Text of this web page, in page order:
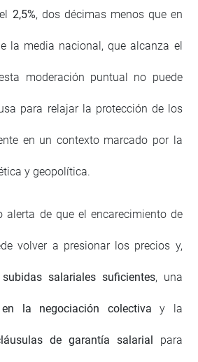
2,5%, dos décimas menos que en
la media nacional, que alcanza el
moderación puntual no puede
para relajar la protección de los
en un contexto marcado por la
y geopolítica.
alerta de que el encarecimiento de
volver a presionar los precios y,
subidas salariales suficientes, una
la negociación colectiva y la
de garantía salarial para